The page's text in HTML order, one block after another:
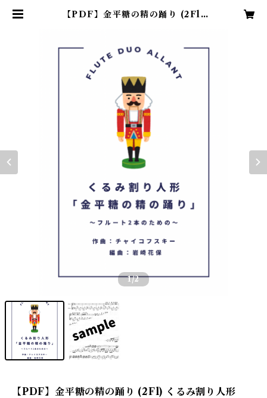
【PDF】金平糖の精の踊り (2Fl)
1/2
【PDF】金平糖の精の踊り (2Fl) くるみ割り人形